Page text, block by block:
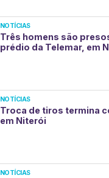
NOTÍCIAS
Três homens são
prédio da Telemar, em
NOTÍCIAS
Troca de tiros termina
em Niterói
NOTÍCIAS